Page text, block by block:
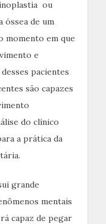
ou
de um
momento em que
e
pacientes
são capazes
do clínico
a prática da
grande
mentais
capaz de pegar